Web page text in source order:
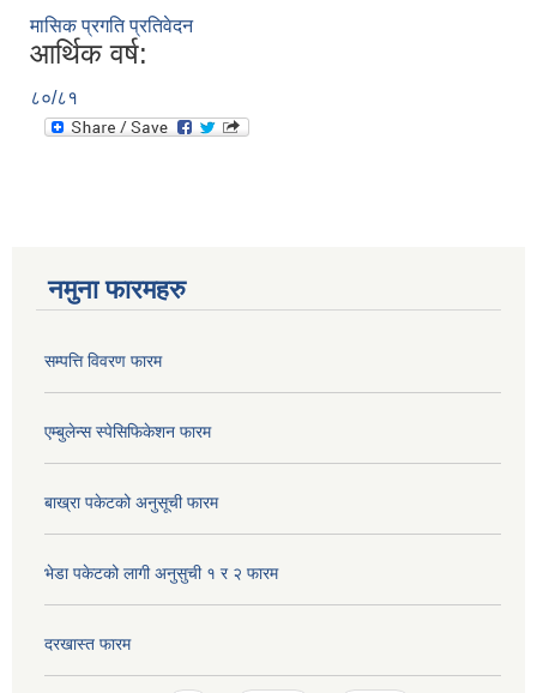
मासिक प्रगति प्रतिवेदन
आर्थिक वर्ष:
८०/८१
नमुना फारमहरु
सम्पत्ति विवरण फारम
एम्बुलेन्स स्पेसिफिकेशन फारम
बाख्रा पकेटको अनुसूची फारम
भेडा पकेटको लागी अनुसुची १ र २ फारम
दरखास्त फारम